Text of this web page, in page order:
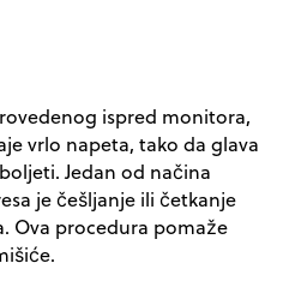
ispred monitora,
vrlo napeta, tako da glava
Jedan od načina
je češljanje ili četkanje
Ova procedura pomaže